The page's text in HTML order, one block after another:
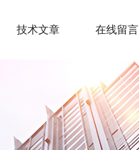
技术文章 在线留言